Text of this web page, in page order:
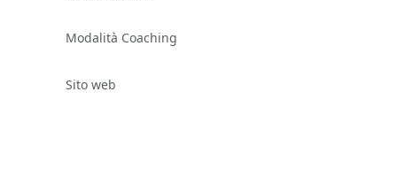
Modalità Coaching
Sito web